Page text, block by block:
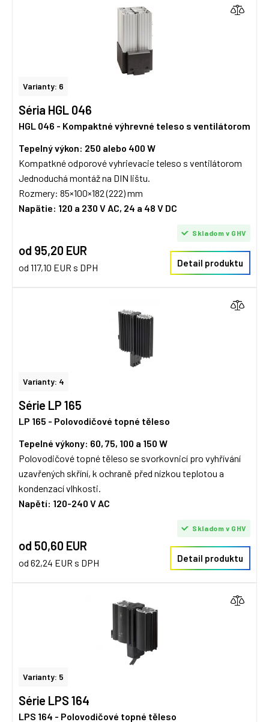
Varianty: 6
Séria HGL 046
HGL 046 - Kompaktné výhrevné teleso s ventilátorom
Tepelný výkon: 250 alebo 400 W
Kompatkné odporové vyhrievacie teleso s ventilátorom
Jednoduchá montáž na DIN lištu.
Rozmery: 85×100×182 (222) mm
Napätie: 120 a 230 V AC, 24 a 48 V DC
od 95,20 EUR
od 117,10 EUR s DPH
Skladom v GHV
Detail produktu
Varianty: 4
Série LP 165
LP 165 - Polovodičové topné těleso
Tepelné výkony: 60, 75, 100 a 150 W
Polovodičové topné těleso se svorkovnicí pro vyhřívání
uzavřených skříní, k ochraně před nízkou teplotou a
kondenzací vlhkosti.
Napětí: 120-240 V AC
od 50,60 EUR
od 62,24 EUR s DPH
Skladom v GHV
Detail produktu
Varianty: 5
Série LPS 164
LPS 164 - Polovodičové topné těleso